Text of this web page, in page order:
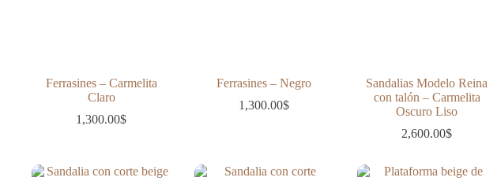
Ferrasines – Carmelita
Claro
1,300.00$
Ferrasines – Negro
1,300.00$
Sandalias Modelo Reina
con talón – Carmelita
Oscuro Liso
2,600.00$